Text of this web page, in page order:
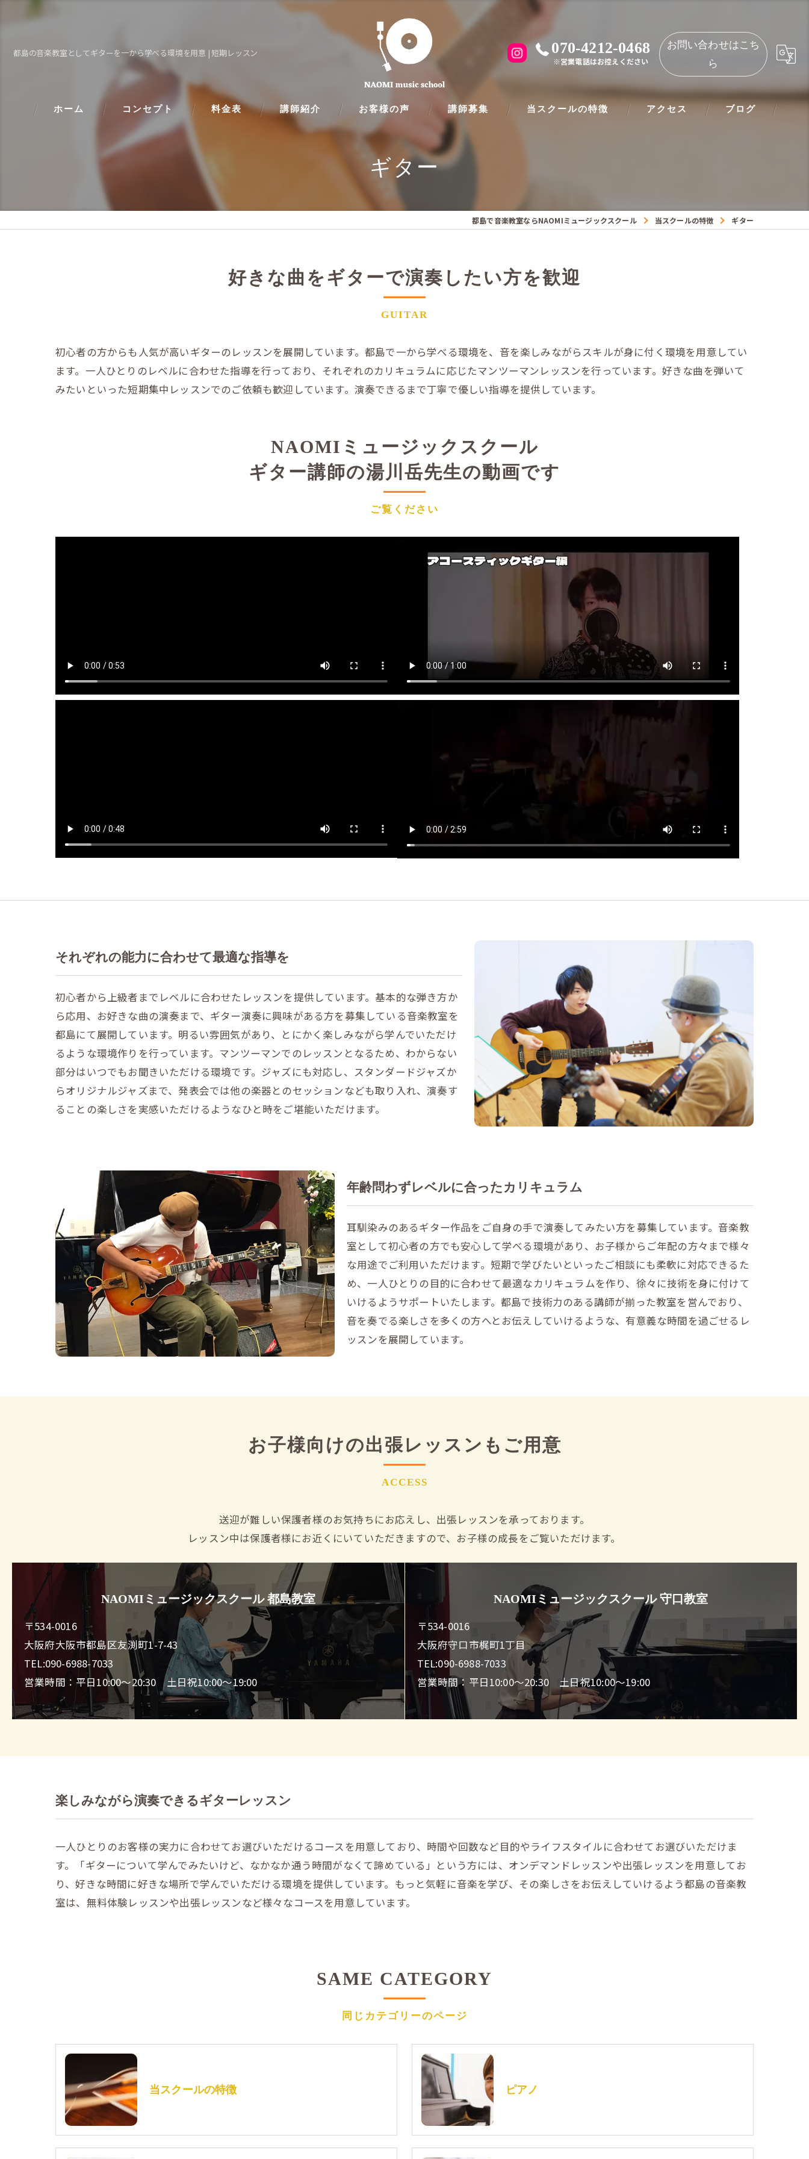
都島の音楽教室としてギターを一から学べる環境を用意 | 短期レッスン 070-4212-0468
※営業電話はお控えください
お問い合わせはこち
ら
ホーム コンセプト 料金表 講師紹介 お客様の声 講師募集 当スクールの特徴 アクセス ブログ
ギター
都島で音楽教室ならNAOMIミュージックスクール 当スクールの特徴 ギター
好きな曲をギターで演奏したい方を歓迎
GUITAR
初心者の方からも人気が高いギターのレッスンを展開しています。都島で一から学べる環境を、音を楽しみながらスキルが身に付く環境を用意してい
ます。一人ひとりのレベルに合わせた指導を行っており、それぞれのカリキュラムに応じたマンツーマンレッスンを行っています。好きな曲を弾いて
みたいといった短期集中レッスンでのご依頼も歓迎しています。演奏できるまで丁寧で優しい指導を提供しています。
ご覧ください
NAOMIミュージックスクール
ギター講師の湯川岳先生の動画です
それぞれの能力に合わせて最適な指導を
初心者から上級者までレベルに合わせたレッスンを提供しています。基本的な弾き方か
ら応用、お好きな曲の演奏まで、ギター演奏に興味がある方を募集している音楽教室を
都島にて展開しています。明るい雰囲気があり、とにかく楽しみながら学んでいただけ
るような環境作りを行っています。マンツーマンでのレッスンとなるため、わからない
部分はいつでもお聞きいただける環境です。ジャズにも対応し、スタンダードジャズか
らオリジナルジャズまで、発表会では他の楽器とのセッションなども取り入れ、演奏す
ることの楽しさを実感いただけるようなひと時をご堪能いただけます。
年齢問わずレベルに合ったカリキュラム
耳馴染みのあるギター作品をご自身の手で演奏してみたい方を募集しています。音楽教
室として初心者の方でも安心して学べる環境があり、お子様からご年配の方々まで様々
な用途でご利用いただけます。短期で学びたいといったご相談にも柔軟に対応できるた
め、一人ひとりの目的に合わせて最適なカリキュラムを作り、徐々に技術を身に付けて
いけるようサポートいたします。都島で技術力のある講師が揃った教室を営んでおり、
音を奏でる楽しさを多くの方へとお伝えしていけるような、有意義な時間を過ごせるレ
ッスンを展開しています。
ACCESS
お子様向けの出張レッスンもご用意
送迎が難しい保護者様のお気持ちにお応えし、出張レッスンを承っております。
レッスン中は保護者様にお近くにいていただきますので、お子様の成長をご覧いただけます。
NAOMIミュージックスクール 都島教室
〒534-0016
大阪府大阪市都島区友渕町1-7-43
TEL:090-6988-7033
営業時間：平日10:00～20:30 土日祝10:00～19:00
NAOMIミュージックスクール 守口教室
〒534-0016
大阪府守口市梶町1丁目
TEL:090-6988-7033
営業時間：平日10:00～20:30 土日祝10:00～19:00
楽しみながら演奏できるギターレッスン
一人ひとりのお客様の実力に合わせてお選びいただけるコースを用意しており、時間や回数など目的やライフスタイルに合わせてお選びいただけま
す。「ギターについて学んでみたいけど、なかなか通う時間がなくて諦めている」という方には、オンデマンドレッスンや出張レッスンを用意してお
り、好きな時間に好きな場所で学んでいただける環境を提供しています。もっと気軽に音楽を学び、その楽しさをお伝えしていけるよう都島の音楽教
室は、無料体験レッスンや出張レッスンなど様々なコースを用意しています。
同じカテゴリーのページ
SAME CATEGORY
当スクールの特徴 ピアノ